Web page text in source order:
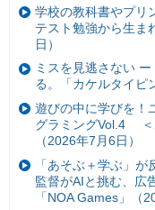
学校の教科書やプリ
テスト勉強から生ま
日）
ミスを見逃さない
る。「カケルタイピ
遊びの中に学びを！
グラミングVol.4 ＜
（2026年7月6日）
「あそぶ＋学ぶ」
監督がAIと挑む、広
「NOA Games」（